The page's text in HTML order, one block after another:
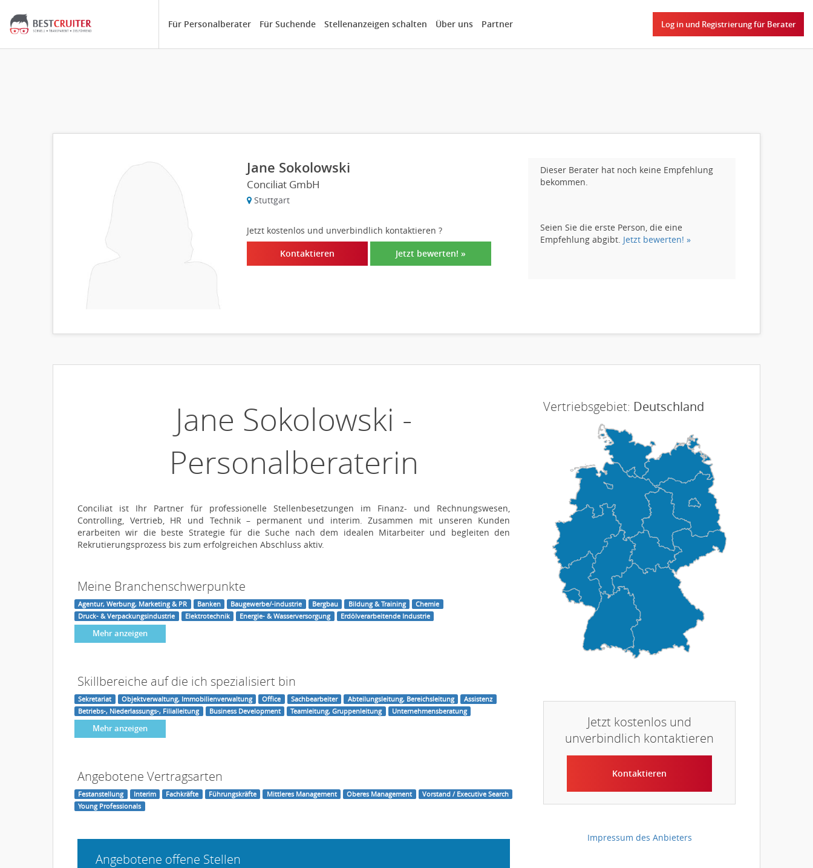
Für Personalberater Für Suchende Stellenanzeigen schalten Über uns Partner Log in und Registrierung für Berater
Jane Sokolowski
Conciliat GmbH
Stuttgart
Jetzt kostenlos und unverbindlich kontaktieren ?
Kontaktieren
Jetzt bewerten! »
Dieser Berater hat noch keine Empfehlung
bekommen.
Seien Sie die erste Person, die eine
Empfehlung abgibt. Jetzt bewerten! »
Jane Sokolowski -
Personalberaterin
Conciliat ist Ihr Partner für professionelle Stellenbesetzungen im Finanz- und Rechnungswesen,
Controlling, Vertrieb, HR und Technik – permanent und interim. Zusammen mit unseren Kunden
erarbeiten wir die beste Strategie für die Suche nach dem idealen Mitarbeiter und begleiten den
Rekrutierungsprozess bis zum erfolgreichen Abschluss aktiv.
Meine Branchenschwerpunkte
Agentur, Werbung, Marketing & PR Banken Baugewerbe/-industrie Bergbau Bildung & Training
Chemie
Druck- & Verpackungsindustrie
Elektrotechnik Energie- & Wasserversorgung Erdölverarbeitende Industrie
Mehr anzeigen
Skillbereiche auf die ich spezialisiert bin
Sekretariat Objektverwaltung, Immobilienverwaltung Office Sachbearbeiter Abteilungsleitung, Bereichsleitung
Assistenz
Betriebs-, Niederlassungs-, Filialleitung
Business Development Teamleitung, Gruppenleitung Unternehmensberatung
Mehr anzeigen
Angebotene Vertragsarten
Festanstellung Interim Fachkräfte Führungskräfte Mittleres Management Oberes Management
Vorstand / Executive Search
Young Professionals
Angebotene offene Stellen
Vertriebsgebiet: Deutschland
Jetzt kostenlos und
unverbindlich kontaktieren
Kontaktieren
Impressum des Anbieters